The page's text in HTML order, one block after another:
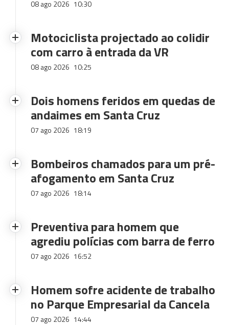
08 ago 2026 10:30
Motociclista projectado ao colidir
com carro à entrada da VR
08 ago 2026 10:25
Dois homens feridos em quedas de
andaimes em Santa Cruz
07 ago 2026 18:19
Bombeiros chamados para um pré-
afogamento em Santa Cruz
07 ago 2026 18:14
Preventiva para homem que
agrediu polícias com barra de ferro
07 ago 2026 16:52
Homem sofre acidente de trabalho
no Parque Empresarial da Cancela
07 ago 2026 14:44